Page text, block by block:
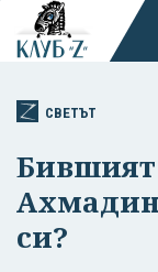
СВЕТЪТ
си?